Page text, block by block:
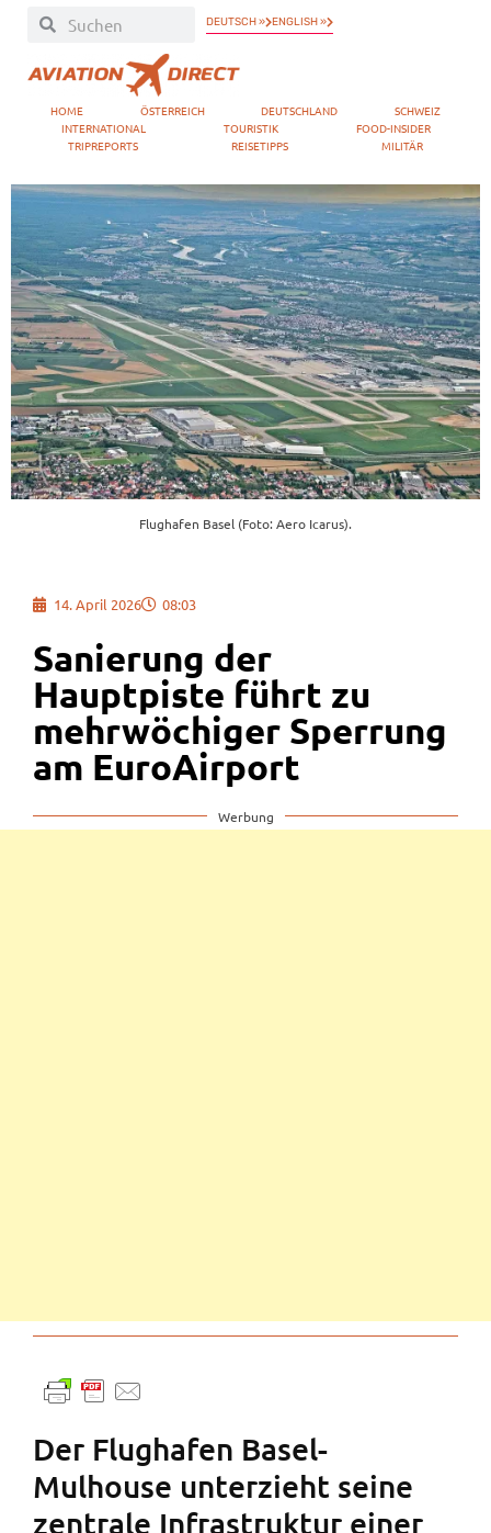
DEUTSCH » ENGLISH »
HOME ÖSTERREICH DEUTSCHLAND
SCHWEIZ
INTERNATIONAL
TOURISTIK
FOOD-INSIDER
TRIPREPORTS
REISETIPPS MILITÄR
Flughafen Basel (Foto: Aero Icarus).
14. April 2026 08:03
Sanierung der
Hauptpiste führt zu
mehrwöchiger Sperrung
am EuroAirport
Werbung
Der Flughafen Basel-
Mulhouse unterzieht seine
zentrale Infrastruktur einer